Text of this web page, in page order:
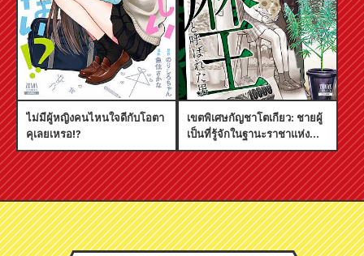
ไม่มีผู้หญิงคนไหนใจดีกับโอตา
คุเลยเหรอ!?
เขตพิเศษกัญชาโตเกียว: ชายผู้
เป็นที่รู้จักในฐานะราชาแห่ง
กัญชา